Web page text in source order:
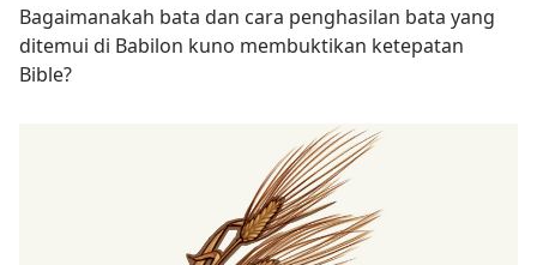
Bagaimanakah bata dan cara penghasilan bata yang
ditemui di Babilon kuno membuktikan ketepatan
Bible?